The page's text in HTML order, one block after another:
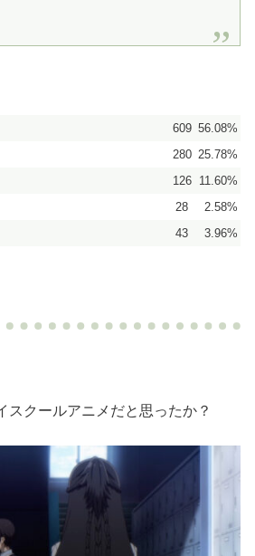
609 56.08%
280 25.78%
126
11.60%
28
2.58%
43 3.96%
スクールアニメだと思ったか？